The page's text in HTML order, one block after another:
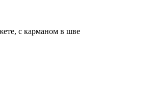
с карманом в шве